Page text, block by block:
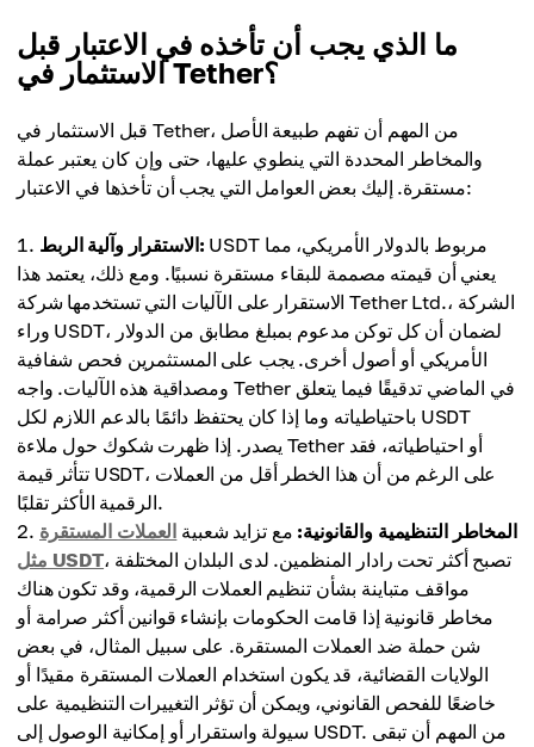
ما الذي يجب أن تأخذه في الاعتبار قبل
الاستثمار في Tether؟
قبل الاستثمار في Tether، من المهم أن تفهم طبيعة الأصل
والمخاطر المحددة التي ينطوي عليها، حتى وإن كان يعتبر عملة
مستقرة. إليك بعض العوامل التي يجب أن تأخذها في الاعتبار:
الاستقرار وآلية الربط: USDT مربوط بالدولار الأمريكي، مما
يعني أن قيمته مصممة للبقاء مستقرة نسبيًا. ومع ذلك، يعتمد هذا
الاستقرار على الآليات التي تستخدمها شركة Tether Ltd.، الشركة
وراء USDT، لضمان أن كل توكن مدعوم بمبلغ مطابق من الدولار
الأمريكي أو أصول أخرى. يجب على المستثمرين فحص شفافية
ومصداقية هذه الآليات. واجه Tether في الماضي تدقيقًا فيما يتعلق
باحتياطياته وما إذا كان يحتفظ دائمًا بالدعم اللازم لكل USDT
يصدر. إذا ظهرت شكوك حول ملاءة Tether أو احتياطياته، فقد
تتأثر قيمة USDT، على الرغم من أن هذا الخطر أقل من العملات
الرقمية الأكثر تقلبًا.
المخاطر التنظيمية والقانونية: مع تزايد شعبية العملات المستقرة
مثل USDT، تصبح أكثر تحت رادار المنظمين. لدى البلدان المختلفة
مواقف متباينة بشأن تنظيم العملات الرقمية، وقد تكون هناك
مخاطر قانونية إذا قامت الحكومات بإنشاء قوانين أكثر صرامة أو
شن حملة ضد العملات المستقرة. على سبيل المثال، في بعض
الولايات القضائية، قد يكون استخدام العملات المستقرة مقيدًا أو
خاضعًا للفحص القانوني، ويمكن أن تؤثر التغييرات التنظيمية على
سيولة واستقرار أو إمكانية الوصول إلى USDT. من المهم أن تبقى